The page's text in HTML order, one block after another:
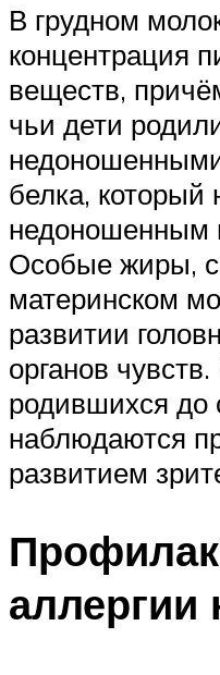
В грудном
концентрация
веществ,
чьи дети
белка, который
недоношенным
Особые жиры,
материнском
развитии
органов
родившихся до
наблюдаются
развитием
аллергии